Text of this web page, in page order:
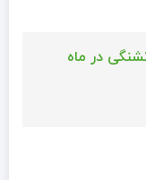
در ماه